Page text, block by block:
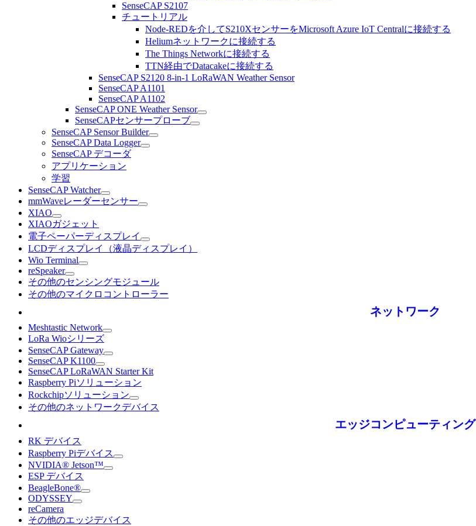
SenseCAP S2107
チュートリアル
Node-REDを介してS210XセンサーをMicrosoft Azure IoT Centralに接続する
Heliumネットワークに接続する
The Things Networkに接続する
TTN経由でDatacakeに接続する
SenseCAP S2120 8-in-1 LoRaWAN Weather Sensor
SenseCAP A1101
SenseCAP A1102
SenseCAP ONE Weather Sensor
SenseCAPセンサープローブ
SenseCAP Sensor Builder
SenseCAP Data Logger
SenseCAP デコーダ
アプリケーション
学習
SenseCAP Watcher
mmWaveレーダーセンサー
XIAO
XIAOガジェット
電子ペーパーディスプレイ
LCDディスプレイ（液晶ディスプレイ）
Wio Terminal
reSpeaker
その他のセンシングモジュール
その他のマイクロコントローラー
ネットワーク
Meshtastic Network
LoRa Wioシリーズ
SenseCAP Gateway
SenseCAP K1100
SenseCAP LoRaWAN Starter Kit
Raspberry Piソリューション
Rockchipソリューション
その他のネットワークデバイス
エッジコンピューティング
RK デバイス
Raspberry Piデバイス
NVIDIA® Jetson™
ESP デバイス
BeagleBone®
ODYSSEY
reCamera
その他のエッジデバイス